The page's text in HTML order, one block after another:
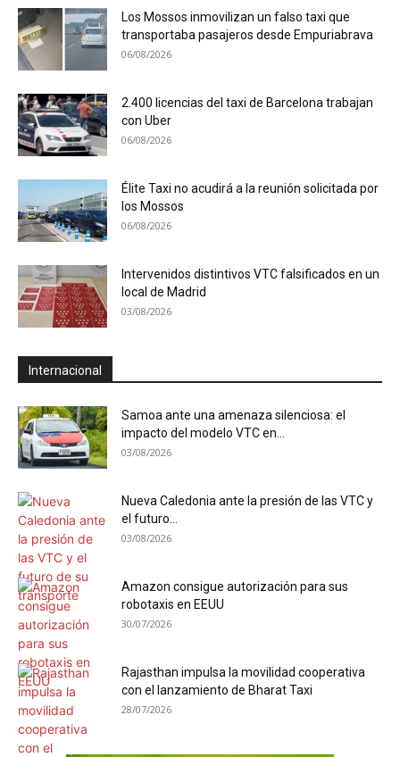
Los Mossos inmovilizan un falso taxi que
transportaba pasajeros desde Empuriabrava
06/08/2026
2.400 licencias del taxi de Barcelona trabajan
con Uber
06/08/2026
Élite Taxi no acudirá a la reunión solicitada por
los Mossos
06/08/2026
Intervenidos distintivos VTC falsificados en un
local de Madrid
03/08/2026
Internacional
Samoa ante una amenaza silenciosa: el
impacto del modelo VTC en...
03/08/2026
Nueva Caledonia ante la presión de las VTC y
el futuro...
03/08/2026
Amazon consigue autorización para sus
robotaxis en EEUU
30/07/2026
Rajasthan impulsa la movilidad cooperativa
con el lanzamiento de Bharat Taxi
28/07/2026